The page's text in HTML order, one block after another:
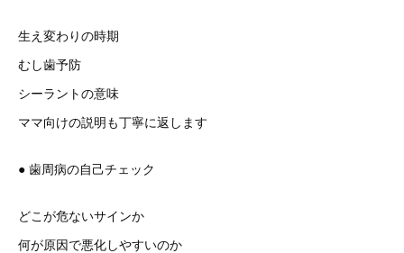
生え変わりの時期
むし歯予防
シーラントの意味
ママ向けの説明も丁寧に返します
● 歯周病の自己チェック
どこが危ないサインか
何が原因で悪化しやすいのか